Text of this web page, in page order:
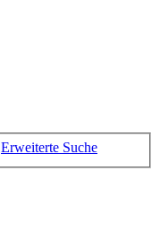
Erweiterte Suche